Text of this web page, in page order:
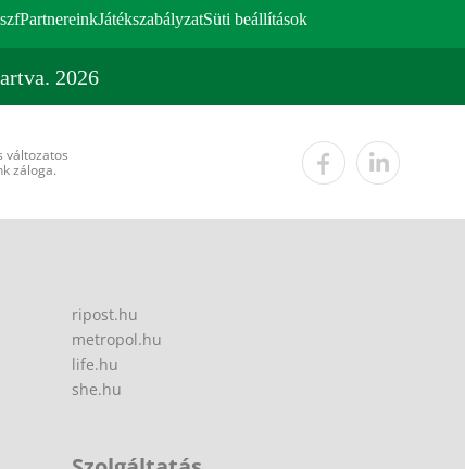
PartnereinkJátékszabályzatSüti beállítások
2026
változatos
záloga.
ripost.hu
metropol.hu
life.hu
she.hu